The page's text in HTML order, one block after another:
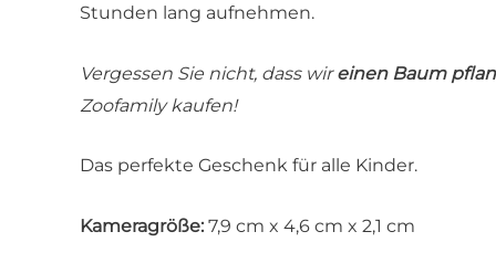
Stunden lang aufnehmen.
Vergessen Sie nicht, dass wireinen Baum
Zoofamily kaufen!
Das perfekte Geschenk für alle Kinder.
Kameragröße: 7,9 cm x 4,6 cm x 2,1 cm